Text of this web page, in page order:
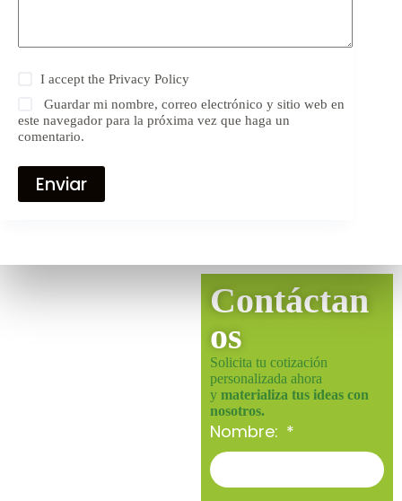
I accept thePrivacy Policy
Guardar mi nombre, correo electrónico y sitio web en
este navegador para la próxima vez que haga un
comentario.
Enviar
Contáctan
os
Solicita tu cotización
personalizada ahora
y materializa tus ideas con
nosotros.
Nombre: